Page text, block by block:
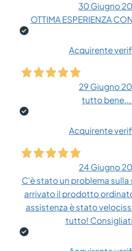
30 Giugno
OTTIMA ESPERIENZA
Acquirente
29 Giugno
tutto
Acquirente
24 Giugno
C'è stato un problema sulla
arrivato il prodotto
assistenza è stato
tutto!